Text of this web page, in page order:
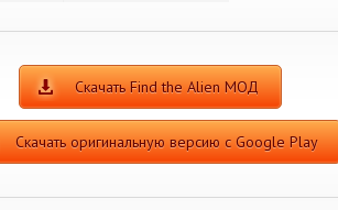
Скачать Find the Alien МОД
Скачать оригинальную версию с Google Play